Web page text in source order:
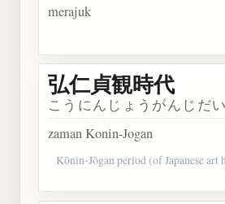
merajuk
弘仁貞観時代
こうにんじょうがんじだい
zaman Konin-Jogan
Kōnin-Jōgan period (of Japanese art